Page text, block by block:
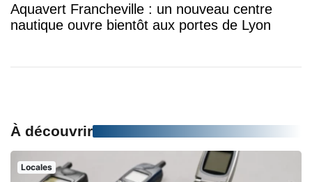
Aquavert Francheville : un nouveau centre
nautique ouvre bientôt aux portes de Lyon
À découvrir
Locales